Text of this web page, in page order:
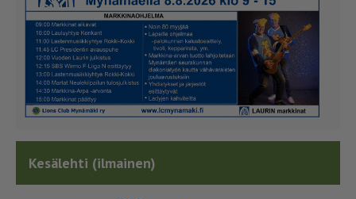
Kesälehti (ilmainen)